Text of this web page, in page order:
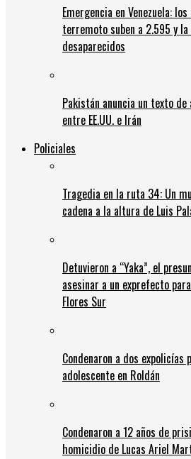
Emergencia en Venezuela:
terremoto suben a 2.595 y
desaparecidos
Pakistán anuncia un texto
entre EE.UU. e Irán
Policiales
Tragedia en la ruta 34: Un
cadena a la altura de Luis
Detuvieron a “Yaka”, el
asesinar a un exprefecto
Flores Sur
Condenaron a dos expolicías
adolescente en Roldán
Condenaron a 12 años de
homicidio de Lucas Ariel